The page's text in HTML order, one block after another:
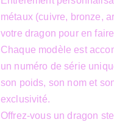
métaux (cuivre, bronze,
votre dragon pour en
Chaque modèle est
un numéro de série
son poids, son nom et
exclusivité.
Offrez-vous un dragon